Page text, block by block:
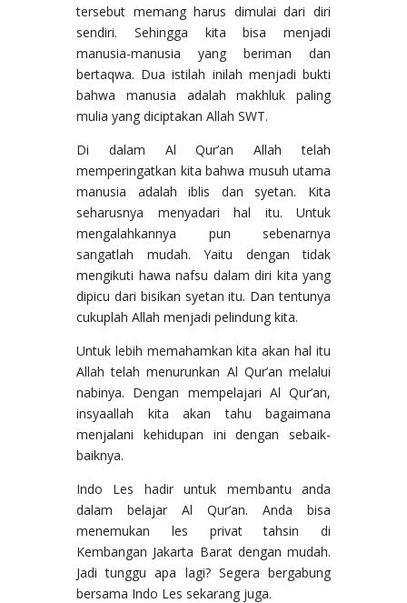
tersebut memang harus dimulai dari diri
sendiri. Sehingga kita bisa menjadi
manusia-manusia yang beriman dan
bertaqwa. Dua istilah inilah menjadi bukti
bahwa manusia adalah makhluk paling
mulia yang diciptakan Allah SWT.
Di dalam Al Qur’an Allah telah
memperingatkan kita bahwa musuh utama
manusia adalah iblis dan syetan. Kita
seharusnya menyadari hal itu. Untuk
mengalahkannya pun sebenarnya
sangatlah mudah. Yaitu dengan tidak
mengikuti hawa nafsu dalam diri kita yang
dipicu dari bisikan syetan itu. Dan tentunya
cukuplah Allah menjadi pelindung kita.
Untuk lebih memahamkan kita akan hal itu
Allah telah menurunkan Al Qur’an melalui
nabinya. Dengan mempelajari Al Qur’an,
insyaallah kita akan tahu bagaimana
menjalani kehidupan ini dengan sebaik-
baiknya.
Indo Les hadir untuk membantu anda
dalam belajar Al Qur’an. Anda bisa
menemukan les privat tahsin di
Kembangan Jakarta Barat dengan mudah.
Jadi tunggu apa lagi? Segera bergabung
bersama Indo Les sekarang juga.